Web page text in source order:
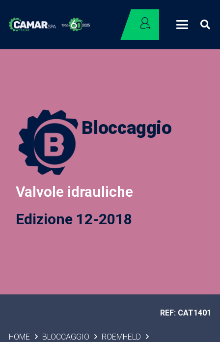
Bloccaggio
Valvole idrauliche
Edizione 12-2018
HOME BLOCCAGGIO
ROEMHELD
REF: CAT1401